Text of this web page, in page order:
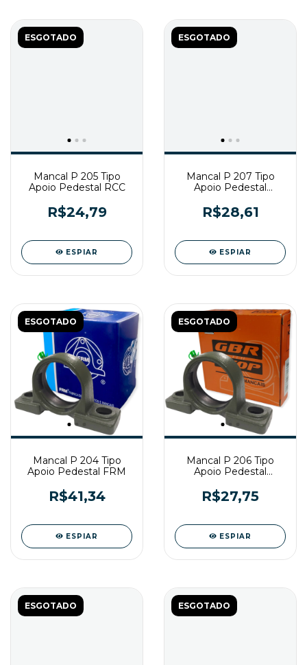
ESGOTADO
Mancal P 205 Tipo
Apoio Pedestal RCC
R$24,79
ESPIAR
ESGOTADO
Mancal P 207 Tipo
Apoio Pedestal
R$28,61
ESPIAR
ESGOTADO
Mancal P 204 Tipo
Apoio Pedestal FRM
R$41,34
ESPIAR
ESGOTADO
Mancal P 206 Tipo
Apoio Pedestal
R$27,75
ESPIAR
ESGOTADO ESGOTADO